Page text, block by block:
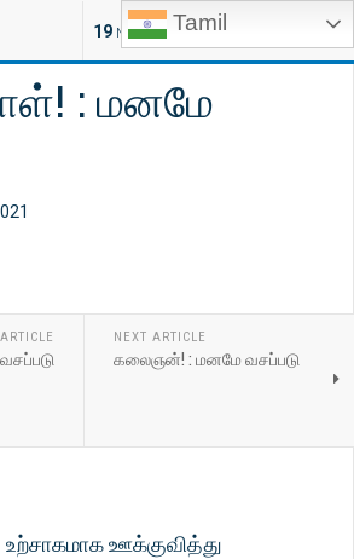
Tamil
19 NEW ARTICLES
செய்திகள்
: மனமே
NEXT ARTICLE
கலைஞன்! : மனமே வசப்படு
ஊக்குவித்து